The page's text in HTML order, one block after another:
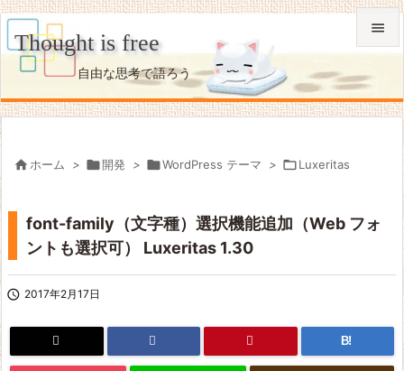
Thought is free
自由な思考で語ろう

メニュ

次へ
 ホーム > 開発 > WordPress テーマ > Luxeritas
font-family（文字種）選択機能追加（Web フォ
ントも選択可） Luxeritas 1.30
 2017年2月17日
B!